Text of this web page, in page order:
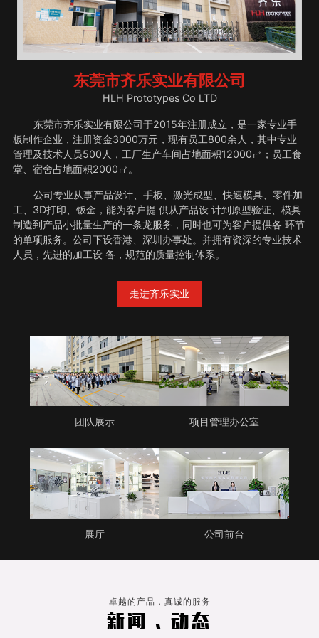
东莞市齐乐实业有限公司
HLH Prototypes Co LTD
东莞市齐乐实业有限公司于2015年注册成立，是一家专业手
板制作企业，注册资金3000万元，现有员工800余人，其中专业
管理及技术人员500人，工厂生产车间占地面积12000㎡；员工食
堂、宿舍占地面积2000㎡。
公司专业从事产品设计、手板、激光成型、快速模具、零件加
工、3D打印、钣金，能为客户提 供从产品设 计到原型验证、模具
制造到产品小批量生产的一条龙服务，同时也可为客户提供各 环节
的单项服务。公司下设香港、深圳办事处。并拥有资深的专业技术
人员，先进的加工设 备，规范的质量控制体系。
走进齐乐实业
团队展示 项目管理办公室
展厅 公司前台
卓越的产品，真诚的服务
新闻 . 动态